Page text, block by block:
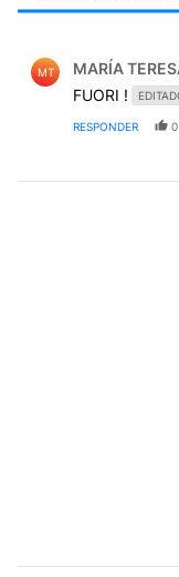
MT MARÍA
FUORI !
RESPONDER 0